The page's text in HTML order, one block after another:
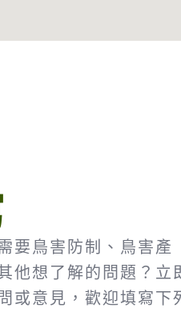
要鳥害防制、鳥害產
他想了解的問題？立
或意見，歡迎填寫下